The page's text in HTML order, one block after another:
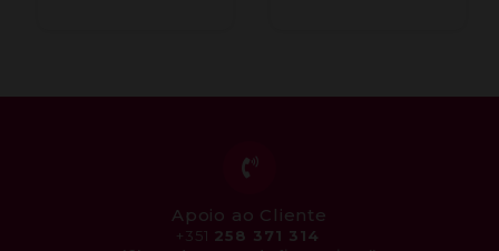
Apoio ao Cliente
+351 258 371 314